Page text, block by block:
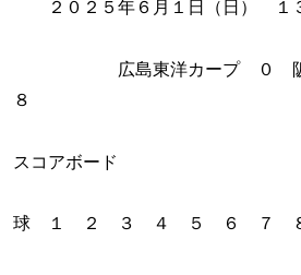
２０２５年６月１日（日）
広島東洋カープ ０ 阪神
８
スコアボード
球 １ ２ ３ ４ ５ ６ ７